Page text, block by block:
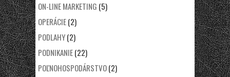
ON-LINE MARKETING (5)
OPERÁCIE(2)
PODLAHY(2)
PODNIKANIE(22)
POĽNOHOSPODÁRSTVO(2)